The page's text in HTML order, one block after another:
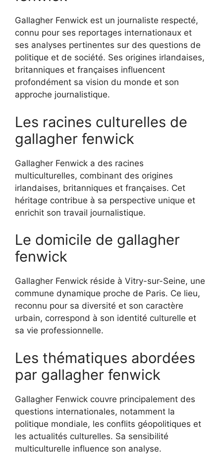
Gallagher Fenwick est un journaliste respecté,
connu pour ses reportages internationaux et
ses analyses pertinentes sur des questions de
politique et de société. Ses origines irlandaises,
britanniques et françaises influencent
profondément sa vision du monde et son
approche journalistique.
Les racines culturelles de
gallagher fenwick
Gallagher Fenwick a des racines
multiculturelles, combinant des origines
irlandaises, britanniques et françaises. Cet
héritage contribue à sa perspective unique et
enrichit son travail journalistique.
Le domicile de gallagher
fenwick
Gallagher Fenwick réside à Vitry-sur-Seine, une
commune dynamique proche de Paris. Ce lieu,
reconnu pour sa diversité et son caractère
urbain, correspond à son identité culturelle et
sa vie professionnelle.
Les thématiques abordées
par gallagher fenwick
Gallagher Fenwick couvre principalement des
questions internationales, notamment la
politique mondiale, les conflits géopolitiques et
les actualités culturelles. Sa sensibilité
multiculturelle influence son analyse.